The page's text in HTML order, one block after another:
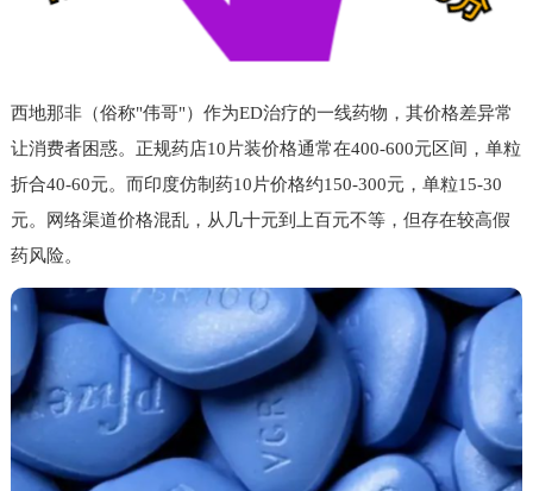
西地那非（俗称"伟哥"）作为ED治疗的一线药物，其价格差异常
让消费者困惑。正规药店10片装价格通常在400-600元区间，单粒
折合40-60元。而印度仿制药10片价格约150-300元，单粒15-30
元。网络渠道价格混乱，从几十元到上百元不等，但存在较高假
药风险。